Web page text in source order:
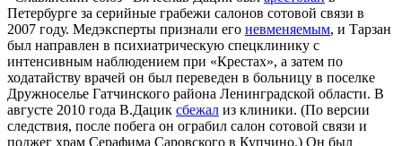
Петербурге за серийные грабежи салонов сотовой связи в
2007 году. Медэксперты признали его невменяемым, и Тарзан
был направлен в психиатрическую спецклинику с
интенсивным наблюдением при «Крестах», а затем по
ходатайству врачей он был переведен в больницу в поселке
Дружноселье Гатчинского района Ленинградской области. В
августе 2010 года В.Дацик сбежал из клиники. (По версии
следствия, после побега он ограбил салон сотовой связи и
поджег храм Серафима Саровского в Купчино.) Он был